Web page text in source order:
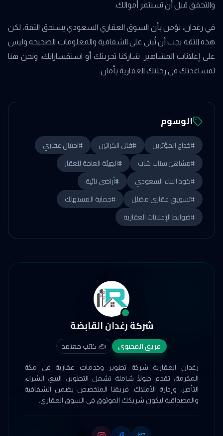
والتحقق قبل أن تستثمر أموالك.
في رغدان، نؤمن بأن السوق العقاري السعودي يستحق الثقة، لكن
هذه الثقة يجب أن تُبنى على الشفافية والمعلومات الصحيحة وليس
على إعلانات المشاهير. شاركنا تجربتك أو استفساراتك، ونحن هنا
لمساعدتك في رحلتك العقارية بأمان.
الوسوم
#خداع المؤثرين #فلل الكراتين #احتيال عقاري
#مشاهير سناب شات #الهيئة العامة للعقار
#كود البناء السعودي #أراضي نائية
#تسويق عقاري مضلل #حماية المستهلك
#ضوابط الإعلانات العقارية
شركة رغدان القابضة
فريق المحتوى ✍️كاتب معتمد
رغدان العقارية شركة تطوير وخدمات عقارية في مكة
المكرمة، تقدم حلولًا شاملة تشمل التطوير، البيع، الشراء،
التأجير، وإدارة الأملاك. فريقنا المتخصص يضمن الشفافية
والمصداقية ليكون شريكك الموثوق في السوق العقاري.